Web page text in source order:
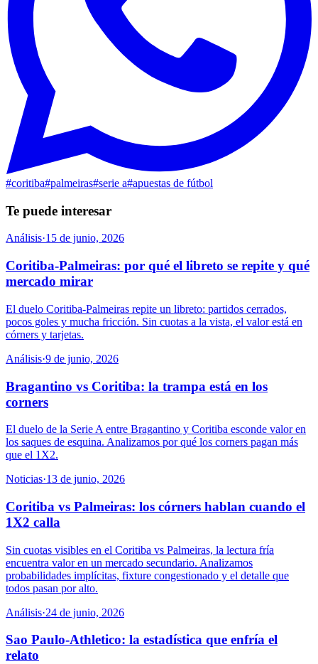
#coritiba#palmeiras#serie a#apuestas de fútbol
Te puede interesar
Análisis·15 de junio, 2026
Coritiba-Palmeiras: por qué el libreto se repite y qué
mercado mirar
El duelo Coritiba-Palmeiras repite un libreto: partidos cerrados,
pocos goles y mucha fricción. Sin cuotas a la vista, el valor está en
córners y tarjetas.
Análisis·9 de junio, 2026
Bragantino vs Coritiba: la trampa está en los
corners
El duelo de la Serie A entre Bragantino y Coritiba esconde valor en
los saques de esquina. Analizamos por qué los corners pagan más
que el 1X2.
Noticias·13 de junio, 2026
Coritiba vs Palmeiras: los córners hablan cuando el
1X2 calla
Sin cuotas visibles en el Coritiba vs Palmeiras, la lectura fría
encuentra valor en un mercado secundario. Analizamos
probabilidades implícitas, fixture congestionado y el detalle que
todos pasan por alto.
Análisis·24 de junio, 2026
Sao Paulo-Athletico: la estadística que enfría el
relato